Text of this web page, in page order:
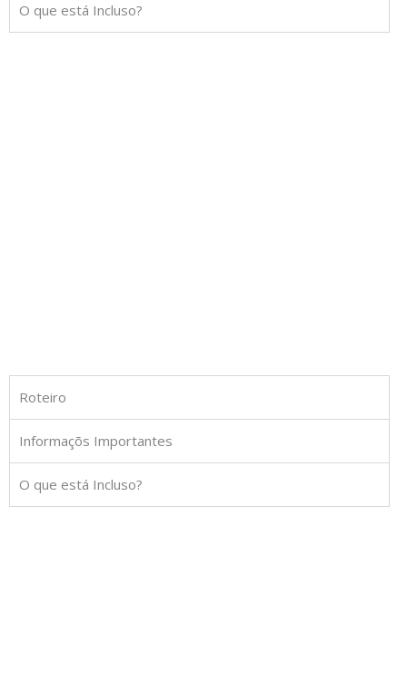
O que está Incluso?
Roteiro
Informaçõs Importantes
O que está Incluso?